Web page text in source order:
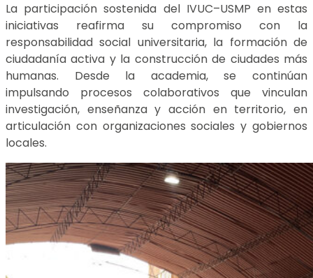
La participación sostenida del IVUC–USMP en estas
iniciativas reafirma su compromiso con la
responsabilidad social universitaria, la formación de
ciudadanía activa y la construcción de ciudades más
humanas. Desde la academia, se continúan
impulsando procesos colaborativos que vinculan
investigación, enseñanza y acción en territorio, en
articulación con organizaciones sociales y gobiernos
locales.